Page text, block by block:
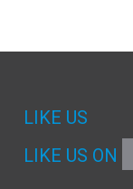
LIKE US
LIKE US ON